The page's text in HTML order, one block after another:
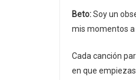
Beto:Soy un
mis momentos a
Cada canción
en que